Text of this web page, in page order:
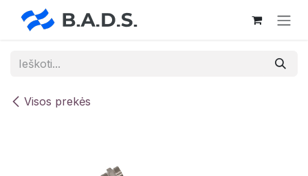
Skip to Content
Visos prekės